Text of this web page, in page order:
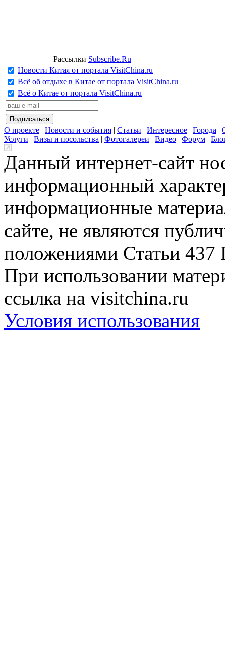
Рассылки Subscribe.Ru
Новости Китая от портала VisitChina.ru
Всё об отдыхе в Китае от портала VisitChina.ru
Всё о Китае от портала VisitChina.ru
О проекте | Новости и события | Статьи | Интересное | Города |
Услуги | Визы и посольства | Фотогалереи | Видео | Форум |
Данный интернет-сайт
информационный
информационные
сайте, не являются
положениями Статьи 437
При использовании
ссылка на visitchina.ru
Условия использования